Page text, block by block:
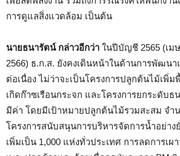
การดูแลสิ่งแวดล้อม เป็นต้น
นายธนารัตน์ กล่าวอีกว่า ในปีบัญชี 2565 (เม
2566) ธ.ก.ส. ยังคงเดินหน้าในด้านการพัฒน
ต่อเนื่อง ไม่ว่าจะเป็นโครงการปลูกต้นไม้เพิ่ม
เกิดก๊าซเรือนกระจก และโครงการยกระดับ
มีค่า โดยมีเป้าหมายปลูกต้นไม้รวมสะสม จำ
โครงการสนับสนุนการบริหารจัดการน้ำอย่าง
เพิ่มเป็น 1,000 แห่งทั่วประเทศ การลดการเผ